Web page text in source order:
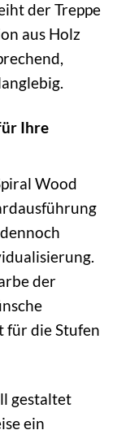
der Treppe
aus Holz
Ihre
Wood
der
für die Stufen
gestaltet
ein